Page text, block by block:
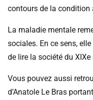
contours de la condition
La maladie mentale
sociales. En ce sens,
de lire la société du
Vous pouvez aussi
d’Anatole Le Bras